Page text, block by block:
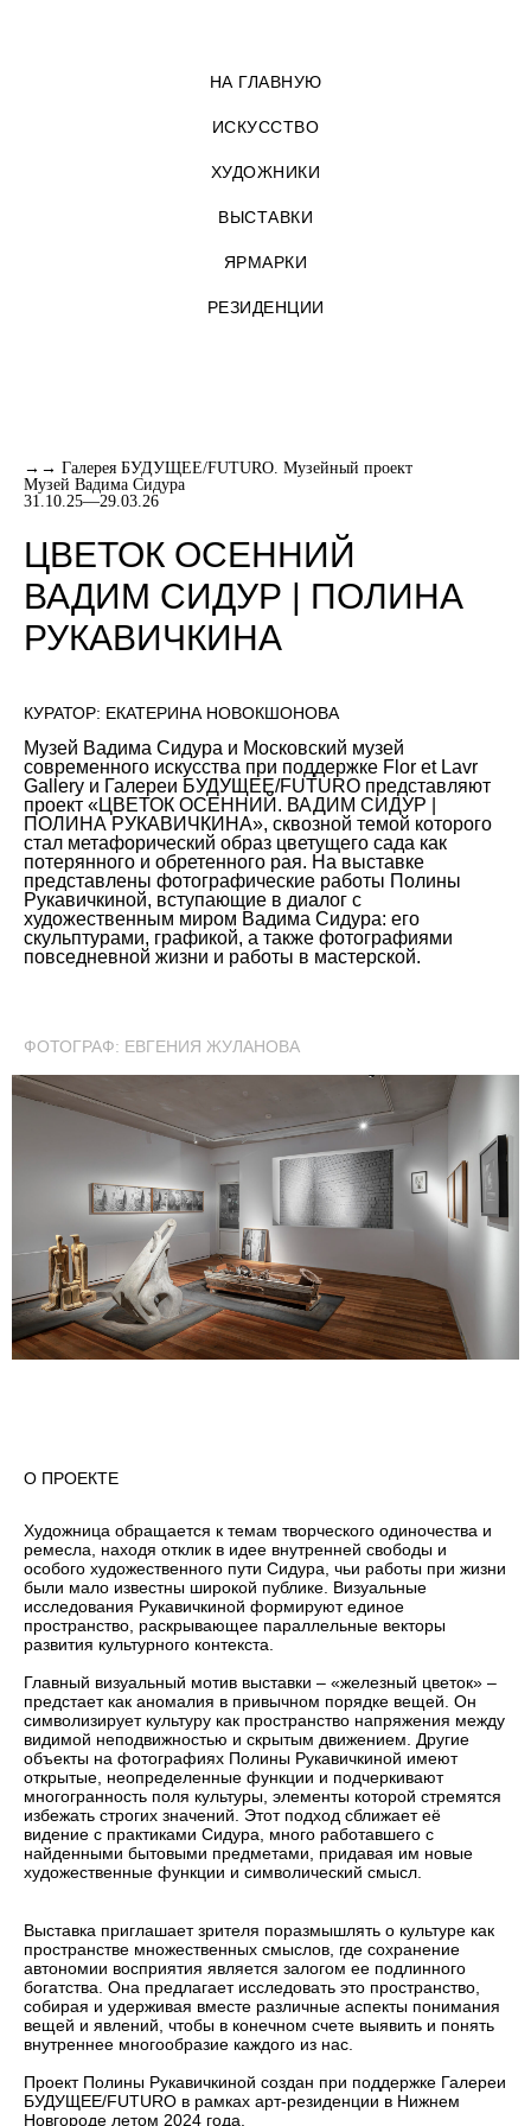
НА ГЛАВНУЮ
ИСКУССТВО
ХУДОЖНИКИ
ВЫСТАВКИ
ЯРМАРКИ
РЕЗИДЕНЦИИ
→→ Галерея БУДУЩЕЕ/FUTURO. Музейный проект
Музей Вадима Сидура
31.10.25—29.03.26
ЦВЕТОК ОСЕННИЙ
ВАДИМ СИДУР | ПОЛИНА
РУКАВИЧКИНА
КУРАТОР: ЕКАТЕРИНА НОВОКШОНОВА
Музей Вадима Сидура и Московский музей
современного искусства при поддержке Flor et Lavr
Gallery и Галереи БУДУЩЕЕ/FUTURO представляют
проект «ЦВЕТОК ОСЕННИЙ. ВАДИМ СИДУР |
ПОЛИНА РУКАВИЧКИНА», сквозной темой которого
стал метафорический образ цветущего сада как
потерянного и обретенного рая. На выставке
представлены фотографические работы Полины
Рукавичкиной, вступающие в диалог с
художественным миром Вадима Сидура: его
скульптурами, графикой, а также фотографиями
повседневной жизни и работы в мастерской.
ФОТОГРАФ: ЕВГЕНИЯ ЖУЛАНОВА
О ПРОЕКТЕ
Художница обращается к темам творческого одиночества и
ремесла, находя отклик в идее внутренней свободы и
особого художественного пути Сидура, чьи работы при жизни
были мало известны широкой публике. Визуальные
исследования Рукавичкиной формируют единое
пространство, раскрывающее параллельные векторы
развития культурного контекста.
Главный визуальный мотив выставки – «железный цветок» –
предстает как аномалия в привычном порядке вещей. Он
символизирует культуру как пространство напряжения между
видимой неподвижностью и скрытым движением. Другие
объекты на фотографиях Полины Рукавичкиной имеют
открытые, неопределенные функции и подчеркивают
многогранность поля культуры, элементы которой стремятся
избежать строгих значений. Этот подход сближает её
видение с практиками Сидура, много работавшего с
найденными бытовыми предметами, придавая им новые
художественные функции и символический смысл.
Выставка приглашает зрителя поразмышлять о культуре как
пространстве множественных смыслов, где сохранение
автономии восприятия является залогом ее подлинного
богатства. Она предлагает исследовать это пространство,
собирая и удерживая вместе различные аспекты понимания
вещей и явлений, чтобы в конечном счете выявить и понять
внутреннее многообразие каждого из нас.
Проект Полины Рукавичкиной создан при поддержке Галереи
БУДУЩЕЕ/FUTURO в рамках арт-резиденции в Нижнем
Новгороде летом 2024 года.